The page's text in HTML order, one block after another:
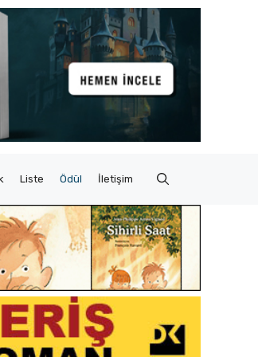
Liste Ödül İletişim